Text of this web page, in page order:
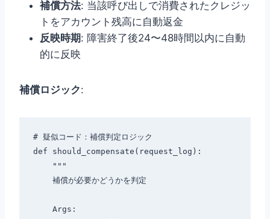
補償方法: 当該呼び出しで消費されたクレジッ
トをアカウント残高に自動返金
反映時期: 障害終了後24〜48時間以内に自動
的に反映
補償ロジック:
# 疑似コード：補償判定ロジック
def should_compensate(request_log):